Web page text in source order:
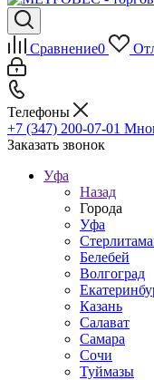
Сравнение0
Телефоны
+7 (347) 200-07-01
Заказать звонок
Уфа
Назад
Города
Уфа
Белебей
Волгоград
Казань
Салават
Самара
Сочи
Туймазы